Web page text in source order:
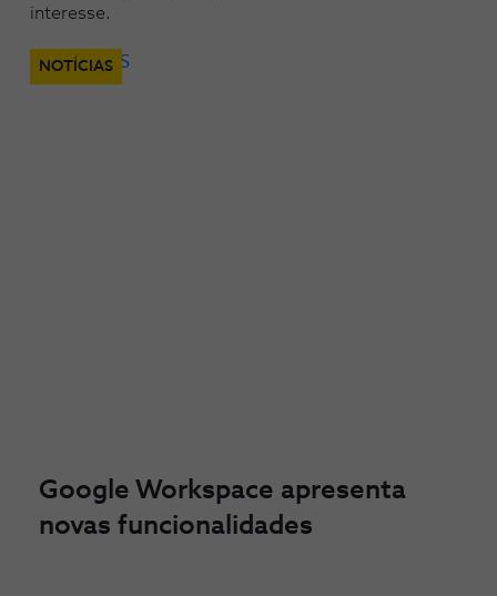
interesse.
NOTÍCIAS
Google Workspace apresenta
novas funcionalidades